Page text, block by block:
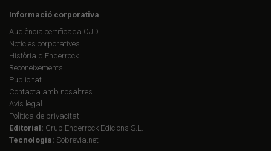
Informació corporativa
Audiència certificada OJD
Notícies corporatives
Història d'Enderrock
Reconeixements
Publicitat
Contacta amb nosaltres
Avís legal
Política de privacitat
Editorial: Grup Enderrock Edicions S.L.
Tecnologia: Sobrevia.net